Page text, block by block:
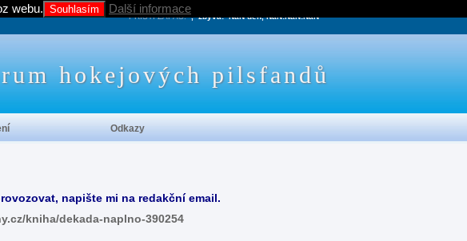
napište mi na redakční email.
kniha/dekada-naplno-390254
PRÍŠTÍ ZÁPAS:, zbývá:NaN den, NaN:NaN:NaN
hokejových pilsfandů
Odkazy
webu. Souhlasím Další informace